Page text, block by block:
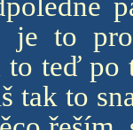
to pro
to teď po
tak to